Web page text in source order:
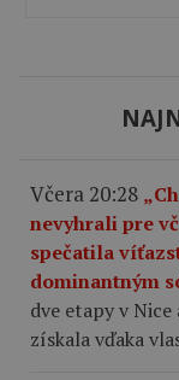
Včera 20:28
nevyhrali pre
spečatila
dominantným
dve etapy v
získala vďaka